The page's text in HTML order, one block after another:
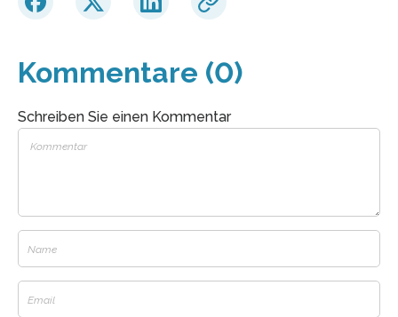
Kommentare (0)
Schreiben Sie einen Kommentar